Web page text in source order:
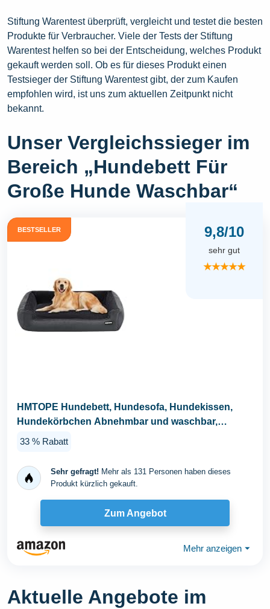
Stiftung Warentest überprüft, vergleicht und testet die besten
Produkte für Verbraucher. Viele der Tests der Stiftung
Warentest helfen so bei der Entscheidung, welches Produkt
gekauft werden soll. Ob es für dieses Produkt einen
Testsieger der Stiftung Warentest gibt, der zum Kaufen
empfohlen wird, ist uns zum aktuellen Zeitpunkt nicht
bekannt.
Unser Vergleichssieger im
Bereich „Hundebett Für
Große Hunde Waschbar“
BESTSELLER 9,8/10
sehr gut
★★★★★
HMTOPE Hundebett, Hundesofa, Hundekissen,
Hundekörbchen Abnehmbar und waschbar,
Dunkelgrau, 110 x...
33 % Rabatt
Sehr gefragt! Mehr als 131 Personen haben dieses
Produkt kürzlich gekauft.
Zum Angebot
Mehr anzeigen ⏷
Aktuelle Angebote im